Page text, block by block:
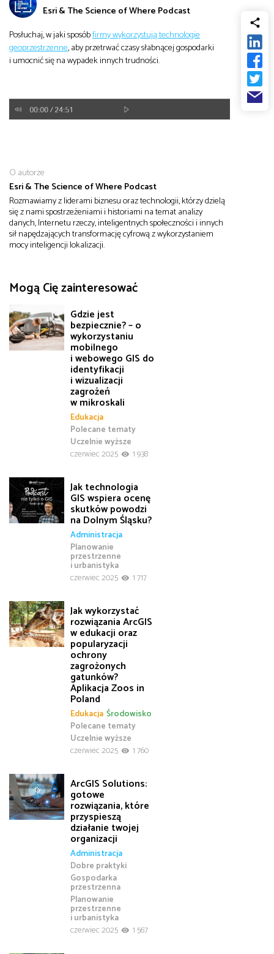
od
do
Biznes
Infrastruktura i telekomunikacja
Esri & The Science of Where Podcast
Posłuchaj, w jaki sposóbfirmy wykorzystują technologie
geoprzestrzenne, aby przetrwać czasy słabnącej gospodarki
i umocnić się na wypadek innych trudności.
O autorze
Esri & The Science of Where Podcast
Rozmawiamy z liderami biznesu oraz technologii, którzy dzielą
się z nami spostrzeżeniami i historiami na temat analizy
danych, Internetu rzeczy, inteligentnych społeczności i innych
sił napędzających transformację cyfrową z wykorzystaniem
mocy inteligencji lokalizacji.
Mogą Cię zainteresować
Gdzie jest
bezpiecznie? – o
wykorzystaniu
mobilnego
i webowego GIS do
identyfikacji
i wizualizacji
zagrożeń
w mikroskali
Edukacja
Polecane tematy
Uczelnie wyższe
czerwiec 2025
1 938
Jak technologia
GIS wspiera ocenę
skutków powodzi
na Dolnym Śląsku?
Administracja
Planowanie
przestrzenne
i urbanistyka
czerwiec 2025
1 717
Jak wykorzystać
rozwiązania ArcGIS
w edukacji oraz
popularyzacji
ochrony
zagrożonych
gatunków?
Aplikacja Zoos in
Poland
Edukacja
Polecane tematy
Środowisko
Uczelnie wyższe
czerwiec 2025
1 760
ArcGIS Solutions:
gotowe
rozwiązania, które
przyspieszą
działanie twojej
organizacji
Administracja
Dobre praktyki
Gospodarka
przestrzenna
Planowanie
przestrzenne
i urbanistyka
czerwiec 2025
1 567